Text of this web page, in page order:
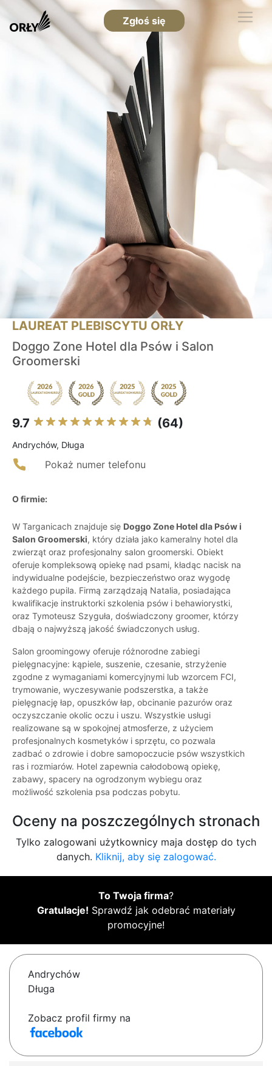
Zgłoś się
LAUREAT PLEBISCYTU ORŁY
Doggo Zone Hotel dla Psów i Salon
Groomerski
9.7 (64)
Andrychów, Długa
Pokaż numer telefonu
O firmie:
W Targanicach znajduje się Doggo Zone Hotel dla Psów i
Salon Groomerski, który działa jako kameralny hotel dla
zwierząt oraz profesjonalny salon groomerski. Obiekt
oferuje kompleksową opiekę nad psami, kładąc nacisk na
indywidualne podejście, bezpieczeństwo oraz wygodę
każdego pupila. Firmą zarządzają Natalia, posiadająca
kwalifikacje instruktorki szkolenia psów i behawiorystki,
oraz Tymoteusz Szyguła, doświadczony groomer, którzy
dbają o najwyższą jakość świadczonych usług.
Salon groomingowy oferuje różnorodne zabiegi
pielęgnacyjne: kąpiele, suszenie, czesanie, strzyżenie
zgodne z wymaganiami komercyjnymi lub wzorcem FCI,
trymowanie, wyczesywanie podszerstka, a także
pielęgnację łap, opuszków łap, obcinanie pazurów oraz
oczyszczanie okolic oczu i uszu. Wszystkie usługi
realizowane są w spokojnej atmosferze, z użyciem
profesjonalnych kosmetyków i sprzętu, co pozwala
zadbać o zdrowie i dobre samopoczucie psów wszystkich
ras i rozmiarów. Hotel zapewnia całodobową opiekę,
zabawy, spacery na ogrodzonym wybiegu oraz
możliwość szkolenia psa podczas pobytu.
Oceny na poszczególnych stronach
Tylko zalogowani użytkownicy maja dostęp do tych
danych. Kliknij, aby się zalogować.
To Twoja firma?
Gratulacje! Sprawdź jak odebrać materiały
promocyjne!
Andrychów
Długa
Zobacz profil firmy na